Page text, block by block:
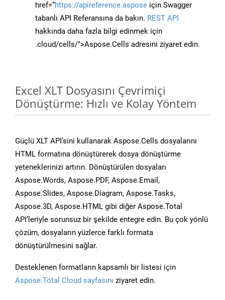
href=“https://apireference.aspose için Swagger
tabanlı API Referansına da bakın. REST API
hakkında daha fazla bilgi edinmek için
.cloud/cells/">Aspose.Cells adresini ziyaret edin.
Excel XLT Dosyasını Çevrimiçi
Dönüştürme: Hızlı ve Kolay Yöntem
Güçlü XLT API’sini kullanarak Aspose.Cells dosyalarını
HTML formatına dönüştürerek dosya dönüştürme
yeteneklerinizi artırın. Dönüştürülen dosyaları
Aspose.Words, Aspose.PDF, Aspose.Email,
Aspose.Slides, Aspose.Diagram, Aspose.Tasks,
Aspose.3D, Aspose.HTML gibi diğer Aspose.Total
API’leriyle sorunsuz bir şekilde entegre edin. Bu çok yönlü
çözüm, dosyaların yüzlerce farklı formata
dönüştürülmesini sağlar.
Desteklenen formatların kapsamlı bir listesi için
Aspose.Total Cloud sayfasını ziyaret edin.